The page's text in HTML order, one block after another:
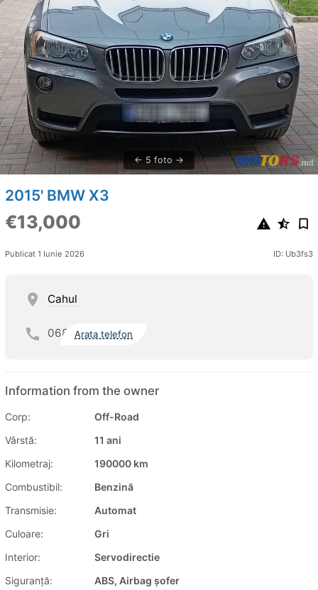
5 foto
2015' BMW X3
€13,000
Publicat 1 Iunie 2026 ID: Ub3fs3
Cahul
068 Arata telefon
Information from the owner
Corp:
Off-Road
Vârstă:
11 ani
Kilometraj:
190000 km
Combustibil:
Benzină
Transmisie:
Automat
Culoare:
Gri
Interior:
Servodirectie
Siguranţă:
ABS, Airbag șofer